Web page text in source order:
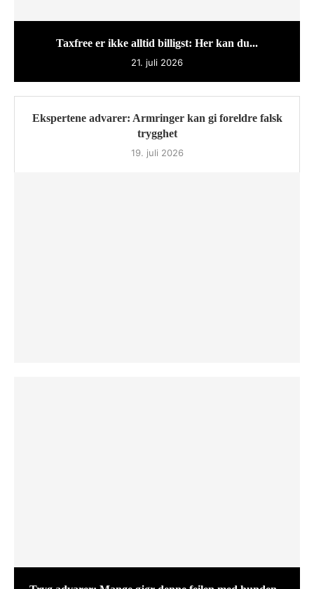
Taxfree er ikke alltid billigst: Her kan du...
21. juli 2026
Ekspertene advarer: Armringer kan gi foreldre falsk
trygghet
19. juli 2026